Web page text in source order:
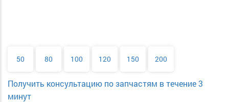
50 80 100 120 150 200
Получить консультацию по запчастям в течение 3
минут